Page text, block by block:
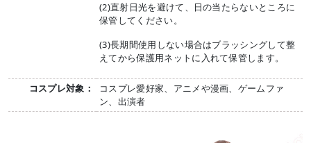
(2)直射日光を避けて、日の当たらないところに
保管してください。
(3)長期間使用しない場合はブラッシングして整
えてから保護用ネットに入れて保管します。
コスプレ対象：
コスプレ愛好家、アニメや漫画、ゲームファ
ン、出演者